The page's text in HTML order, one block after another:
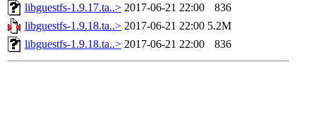
libguestfs-1.9.17.ta..> 2017-06-21 22:00
836
libguestfs-1.9.18.ta..> 2017-06-21 22:00 5.2M
libguestfs-1.9.18.ta..> 2017-06-21 22:00 836